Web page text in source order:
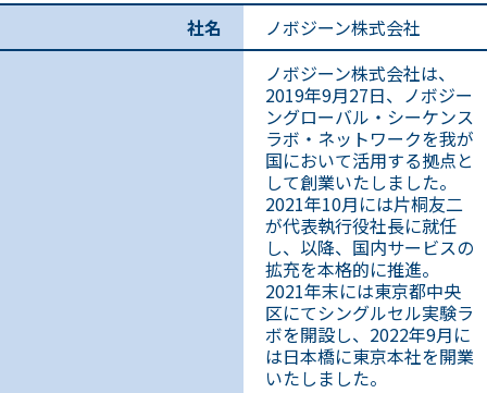
社名 ノボジーン株式会社
ノボジーン株式会社は、
2019年9月27日、ノボジー
ングローバル・シーケンス
ラボ・ネットワークを我が
国において活用する拠点と
して創業いたしました。
2021年10月には片桐友二
が代表執行役社長に就任
し、以降、国内サービスの
拡充を本格的に推進。
2021年末には東京都中央
区にてシングルセル実験ラ
ボを開設し、2022年9月に
は日本橋に東京本社を開業
いたしました。